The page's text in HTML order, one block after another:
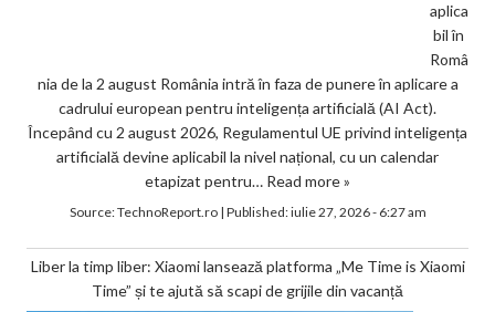
aplica
bil în
Româ
nia de la 2 august România intră în faza de punere în aplicare a
cadrului european pentru inteligența artificială (AI Act).
Începând cu 2 august 2026, Regulamentul UE privind inteligența
artificială devine aplicabil la nivel național, cu un calendar
etapizat pentru… Read more »
Source:TechnoReport.ro| Published:iulie 27, 2026 - 6:27 am
Liber la timp liber: Xiaomi lansează platforma „Me Time is Xiaomi
Time” și te ajută să scapi de grijile din vacanță